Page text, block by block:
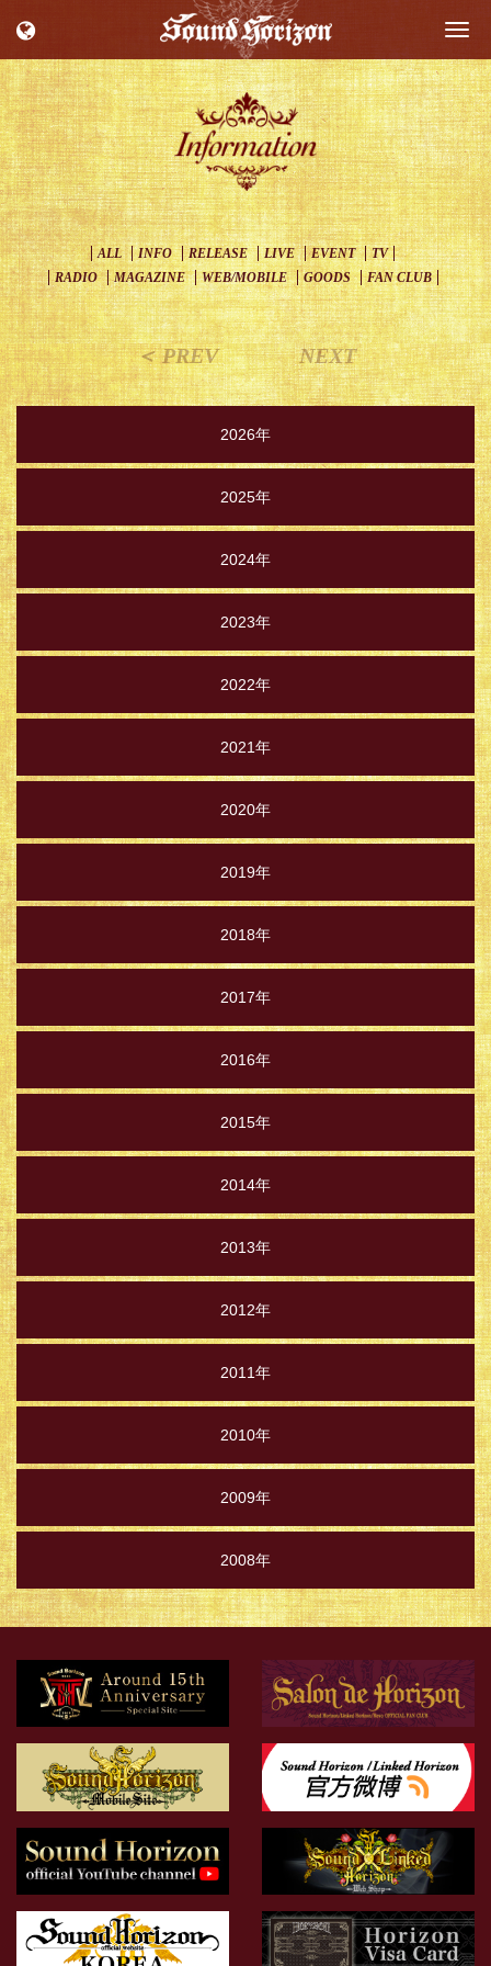
ALL INFO RELEASE LIVE EVENT
TV
RADIO
MAGAZINE WEB/MOBILE GOODS FAN CLUB
＜ PREV NEXT
2026年
2025年
2024年
2023年
2022年
2021年
2020年
2019年
2018年
2017年
2016年
2015年
2014年
2013年
2012年
2011年
2010年
2009年
2008年